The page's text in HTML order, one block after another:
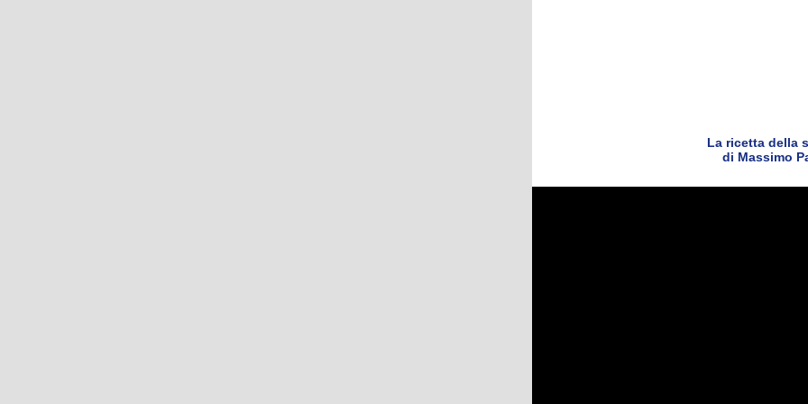
La ricetta della
di Massimo